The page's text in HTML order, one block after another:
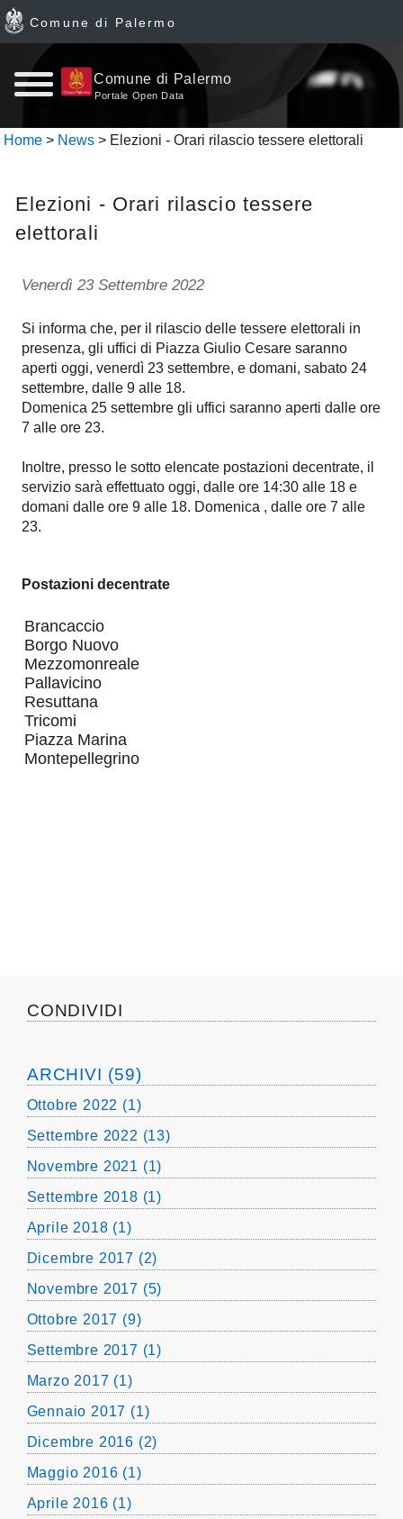
Home
Archivio
Ultimi
dataset
Report
pubblicazioni
Archivio
Documenti
Guida
Open
Data
Comune di Palermo
Comune di Palermo
Portale Open Data
Home > News > Elezioni - Orari rilascio tessere elettorali
Elezioni - Orari rilascio tessere
elettorali
Venerdì 23 Settembre 2022
Si informa che, per il rilascio delle tessere elettorali in
presenza, gli uffici di Piazza Giulio Cesare saranno
aperti oggi, venerdì 23 settembre, e domani, sabato 24
settembre, dalle 9 alle 18.
Domenica 25 settembre gli uffici saranno aperti dalle ore
7 alle ore 23.
Inoltre, presso le sotto elencate postazioni decentrate, il
servizio sarà effettuato oggi, dalle ore 14:30 alle 18 e
domani dalle ore 9 alle 18. Domenica , dalle ore 7 alle
23.
Postazioni decentrate
Brancaccio
Borgo Nuovo
Mezzomonreale
Pallavicino
Resuttana
Tricomi
Piazza Marina
Montepellegrino
CONDIVIDI
ARCHIVI (59)
Ottobre 2022 (1)
Settembre 2022 (13)
Novembre 2021 (1)
Settembre 2018 (1)
Aprile 2018 (1)
Dicembre 2017 (2)
Novembre 2017 (5)
Ottobre 2017 (9)
Settembre 2017 (1)
Marzo 2017 (1)
Gennaio 2017 (1)
Dicembre 2016 (2)
Maggio 2016 (1)
Aprile 2016 (1)